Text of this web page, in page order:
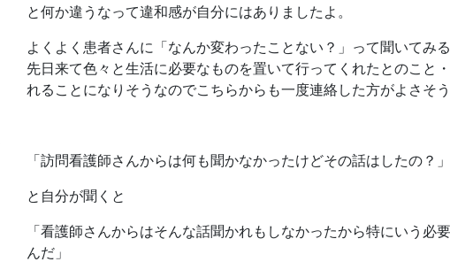
と何か違うなって違和感が自分にはありましたよ。
よくよく患者さんに「なんか変わったことない？」って聞いてみ
先日来て色々と生活に必要なものを置いて行ってくれたとのこと
れることになりそうなのでこちらからも一度連絡した方がよさそう
「訪問看護師さんからは何も聞かなかったけどその話はしたの？」
と自分が聞くと
「看護師さんからはそんな話聞かれもしなかったから特にいう必
んだ」